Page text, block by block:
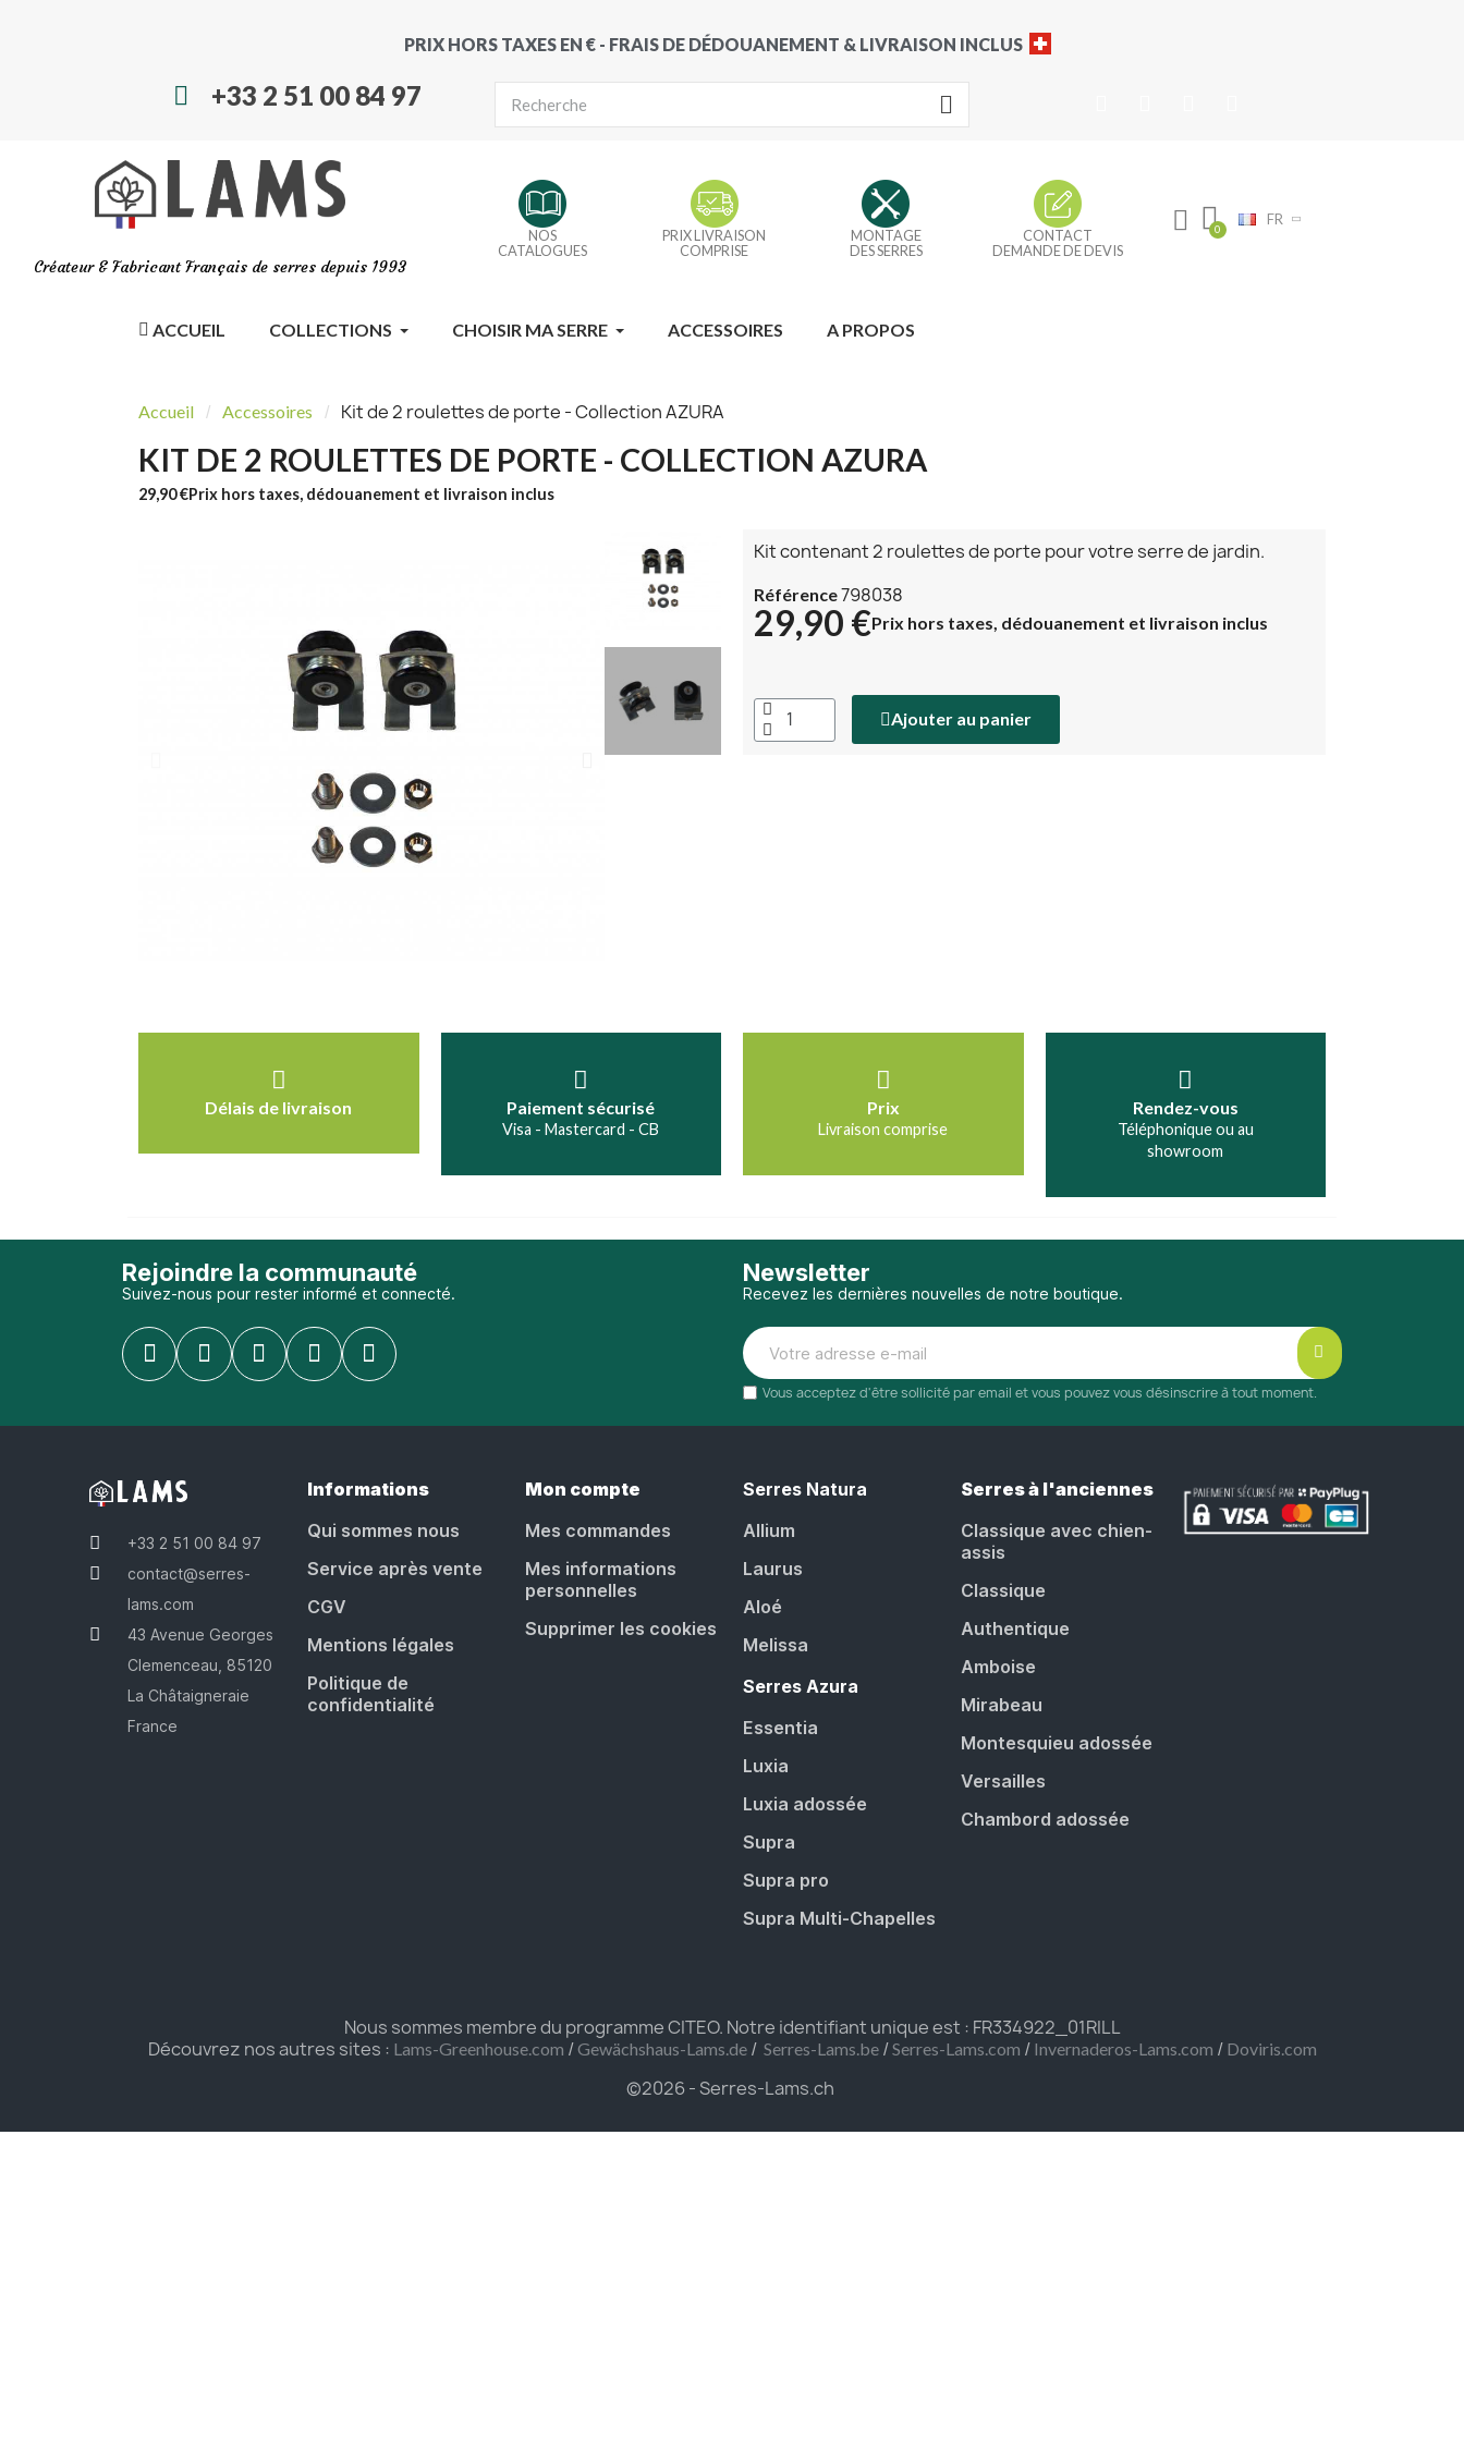
PRIX HORS TAXES EN € - FRAIS DE DÉDOUANEMENT & LIVRAISON INCLUS
+33 2 51 00 84 97
Créateur & Fabricant Français de serres depuis 1993
NOS
CATALOGUES
PRIX LIVRAISON
COMPRISE
MONTAGE
DES SERRES
CONTACT
DEMANDE DE DEVIS
FR
ACCUEIL COLLECTIONS CHOISIR MA SERRE ACCESSOIRES A PROPOS
Accueil Accessoires Kit de 2 roulettes de porte - Collection AZURA
KIT DE 2 ROULETTES DE PORTE - COLLECTION AZURA
29,90 €Prix hors taxes, dédouanement et livraison inclus
Kit contenant 2 roulettes de porte pour votre serre de jardin.
Référence798038
29,90 €Prix hors taxes, dédouanement et livraison inclus
Ajouter au panier
Délais de livraison Paiement sécurisé
Visa - Mastercard - CB
Prix
Livraison comprise
Rendez-vous
Téléphonique ou au
showroom
Rejoindre la communauté
Suivez-nous pour rester informé et connecté.
Newsletter
Recevez les dernières nouvelles de notre boutique.
Vous acceptez d'être sollicité par email et vous pouvez vous désinscrire à tout moment.
+33 2 51 00 84 97
contact@serres-
lams.com
43 Avenue Georges
Clemenceau, 85120
La Châtaigneraie
France
Informations
Qui sommes nous
Service après vente
CGV
Mentions légales
Politique de
confidentialité
Mon compte
Mes commandes
Mes informations
personnelles
Supprimer les cookies
Serres Natura
Allium
Laurus
Aloé
Melissa
Serres Azura
Essentia
Luxia
Luxia adossée
Supra
Supra pro
Supra Multi-Chapelles
Serres à l'anciennes
Classique avec chien-
assis
Classique
Authentique
Amboise
Mirabeau
Montesquieu adossée
Versailles
Chambord adossée
Nous sommes membre du programme CITEO. Notre identifiant unique est : FR334922_01RILL
Découvrez nos autres sites : Lams-Greenhouse.com /Gewächshaus-Lams.de/ Serres-Lams.be/ Serres-Lams.com / Invernaderos-Lams.com / Doviris.com
©2026 - Serres-Lams.ch